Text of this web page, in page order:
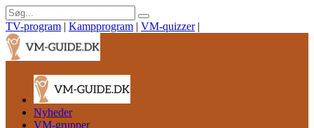
TV-program | Kampprogram | VM-quizzer |
Nyheder
VM-grupper